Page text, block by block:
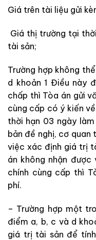
Giá trên tài liệu gửi
Giá thị trường tại
tài sản;
Trường hợp không
d khoản 1 Điều này
chấp thì Tòa án gửi
cùng cấp có ý kiến
thời hạn 03 ngày
bản đề nghị, cơ quan
việc xác định giá trị
án không nhận được
chính cùng cấp thì
phí.
– Trường hợp một
điểm a, b, c và d
giá trị tài sản để